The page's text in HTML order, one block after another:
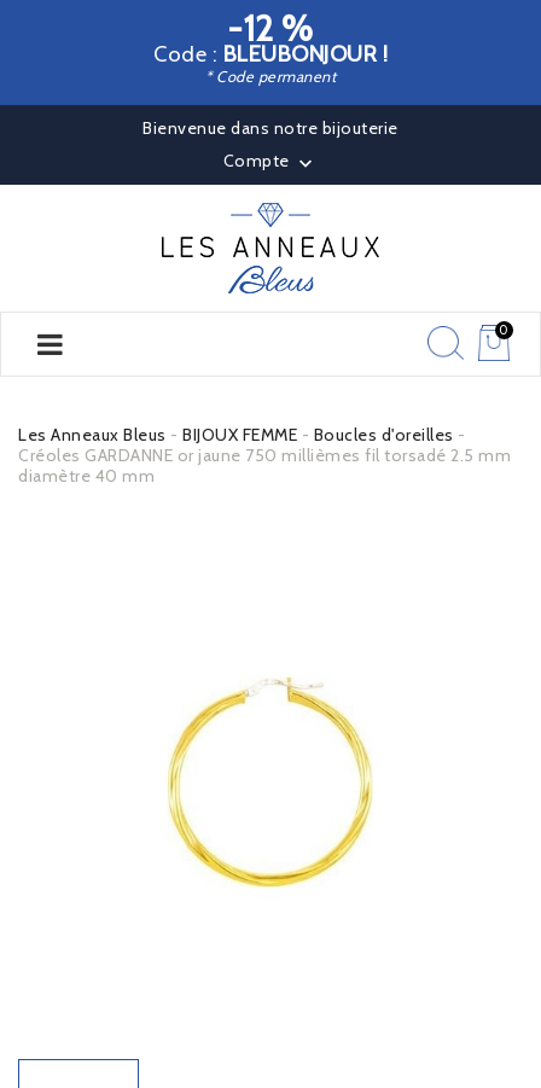
-12 %
Code : BLEUBONJOUR !
* Code permanent
Bienvenue dans notre bijouterie
Compte 
0
Les Anneaux Bleus BIJOUX FEMME
Boucles d'oreilles
Créoles GARDANNE or jaune 750 millièmes fil torsadé 2.5 mm
diamètre 40 mm